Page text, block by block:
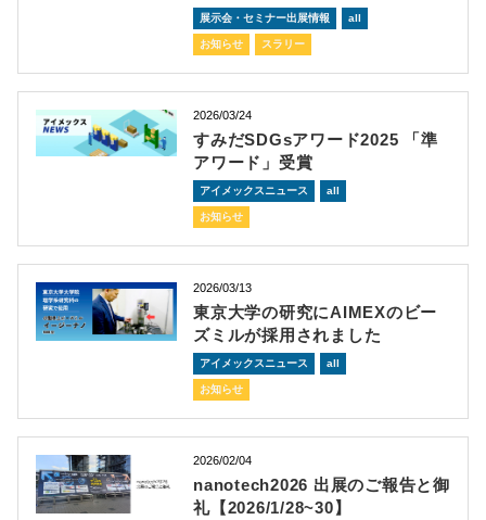
展示会・セミナー出展情報 all
お知らせ スラリー
2026/03/24
すみだSDGsアワード2025 「準
アワード」受賞
アイメックスニュース all
お知らせ
2026/03/13
東京大学の研究にAIMEXのビー
ズミルが採用されました
アイメックスニュース all
お知らせ
2026/02/04
nanotech2026 出展のご報告と御
礼【2026/1/28~30】